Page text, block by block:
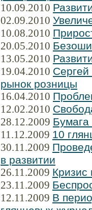
10.09.2010
02.09.2010
10.08.2010
20.05.2010
13.05.2010
19.04.2010 Сергей
рынок розницы
16.04.2010
12.02.2010
28.12.2009
11.12.2009 10
30.11.2009
в развитии
26.11.2009
23.11.2009
12.11.2009 В